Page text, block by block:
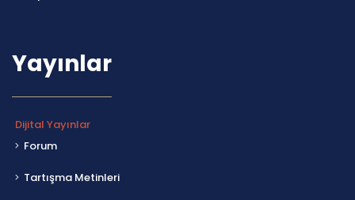
Yayınlar
Dijital Yayınlar
Forum
Tartışma Metinleri